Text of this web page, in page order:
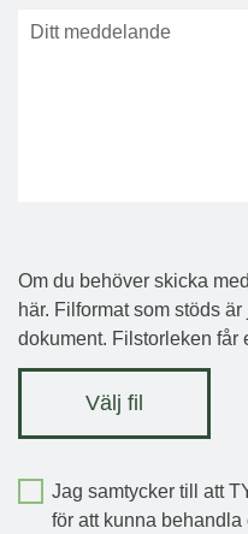
Om du behöver skicka
här. Filformat som stöds
dokument. Filstorleken får
Välj fil
Jag samtycker till att
för att kunna behandla